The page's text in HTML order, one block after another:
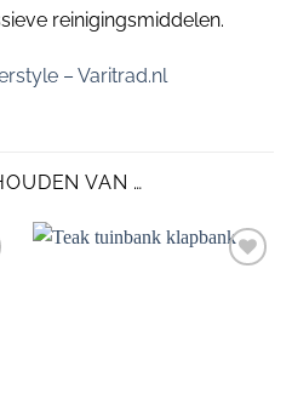
reinigingsmiddelen.
– Varitrad.nl
VAN …